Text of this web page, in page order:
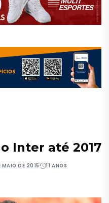
Inter até 2017
MAIO DE 2015 11 ANOS